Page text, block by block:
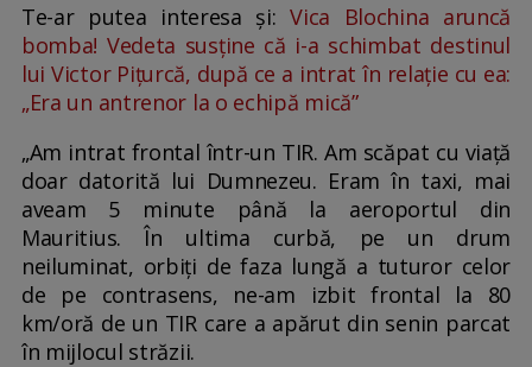
Te-ar putea interesa și:Vica Blochina aruncă
bomba! Vedeta susține că i-a schimbat destinul
lui Victor Pițurcă, după ce a intrat în relație cu ea:
„Era un antrenor la o echipă mică”
„Am intrat frontal într-un TIR. Am scăpat cu viață
doar datorită lui Dumnezeu. Eram în taxi, mai
aveam 5 minute până la aeroportul din
Mauritius. În ultima curbă, pe un drum
neiluminat, orbiți de faza lungă a tuturor celor
de pe contrasens, ne-am izbit frontal la 80
km/oră de un TIR care a apărut din senin parcat
în mijlocul străzii.